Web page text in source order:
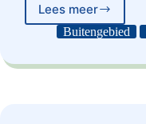
Lees meerWerkgroep
Behoud
Peel
Buitengebied